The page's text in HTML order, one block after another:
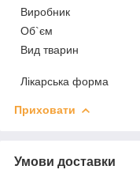
Виробник
Об`єм
Вид тварин
Лікарська форма
Приховати
Умови доставки